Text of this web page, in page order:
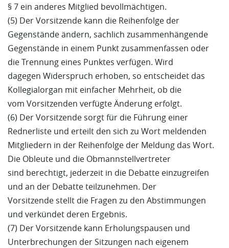
§ 7 ein anderes Mitglied bevollmächtigen.
(5) Der Vorsitzende kann die Reihenfolge der
Gegenstände ändern, sachlich zusammenhängende
Gegenstände in einem Punkt zusammenfassen oder
die Trennung eines Punktes verfügen. Wird
dagegen Widerspruch erhoben, so entscheidet das
Kollegialorgan mit einfacher Mehrheit, ob die
vom Vorsitzenden verfügte Änderung erfolgt.
(6) Der Vorsitzende sorgt für die Führung einer
Rednerliste und erteilt den sich zu Wort meldenden
Mitgliedern in der Reihenfolge der Meldung das Wort.
Die Obleute und die Obmannstellvertreter
sind berechtigt, jederzeit in die Debatte einzugreifen
und an der Debatte teilzunehmen. Der
Vorsitzende stellt die Fragen zu den Abstimmungen
und verkündet deren Ergebnis.
(7) Der Vorsitzende kann Erholungspausen und
Unterbrechungen der Sitzungen nach eigenem